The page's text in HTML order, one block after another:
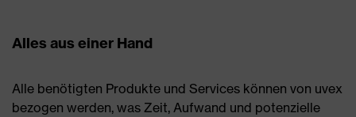
Alles aus einer Hand
Alle benötigten Produkte und Services können von uvex
bezogen werden, was Zeit, Aufwand und potenzielle